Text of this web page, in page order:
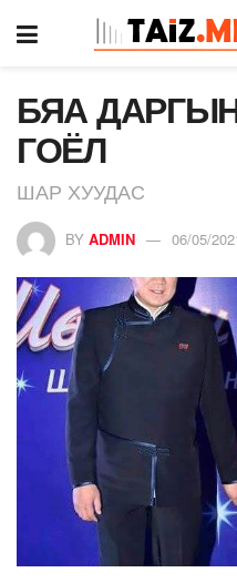
БЯА
ГОЁЛ
ШАР ХУУДАС
BY ADMIN 06/05/